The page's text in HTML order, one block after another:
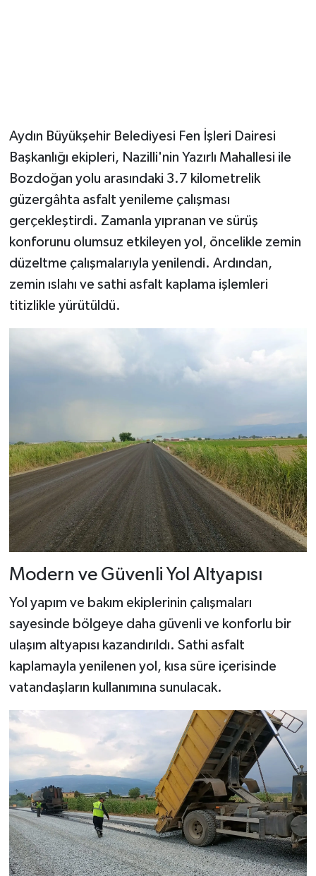
Aydın Büyükşehir Belediyesi Fen İşleri Dairesi
Başkanlığı ekipleri, Nazilli'nin Yazırlı Mahallesi ile
Bozdoğan yolu arasındaki 3.7 kilometrelik
güzergâhta asfalt yenileme çalışması
gerçekleştirdi. Zamanla yıpranan ve sürüş
konforunu olumsuz etkileyen yol, öncelikle zemin
düzeltme çalışmalarıyla yenilendi. Ardından,
zemin ıslahı ve sathi asfalt kaplama işlemleri
titizlikle yürütüldü.
Modern ve Güvenli Yol Altyapısı
Yol yapım ve bakım ekiplerinin çalışmaları
sayesinde bölgeye daha güvenli ve konforlu bir
ulaşım altyapısı kazandırıldı. Sathi asfalt
kaplamayla yenilenen yol, kısa süre içerisinde
vatandaşların kullanımına sunulacak.